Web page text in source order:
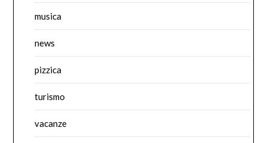
musica
news
pizzica
turismo
vacanze